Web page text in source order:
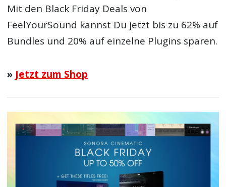
Mit den Black Friday Deals von
FeelYourSound kannst Du jetzt bis zu 62% auf
Bundles und 20% auf einzelne Plugins sparen.
» Jetzt zum Shop